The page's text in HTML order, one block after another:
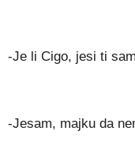
-Je li Cigo, jesi ti
-Jesam, majku da